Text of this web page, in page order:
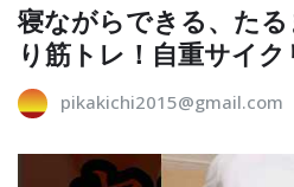
寝ながらできる、た
り筋トレ！自重サイ
pikakichi2015@gmail.com